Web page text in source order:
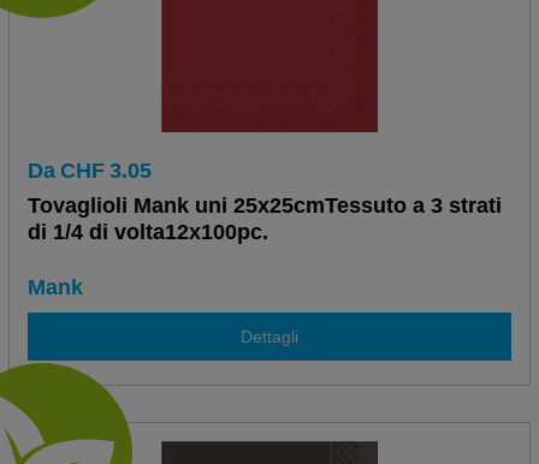
Da CHF 3.05
Tovaglioli Mank uni 25x25cmTessuto a 3 strati
di 1/4 di volta12x100pc.
Mank
Dettagli